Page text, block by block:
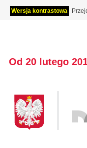
Wersja kontrastowa
Od 20 lutego